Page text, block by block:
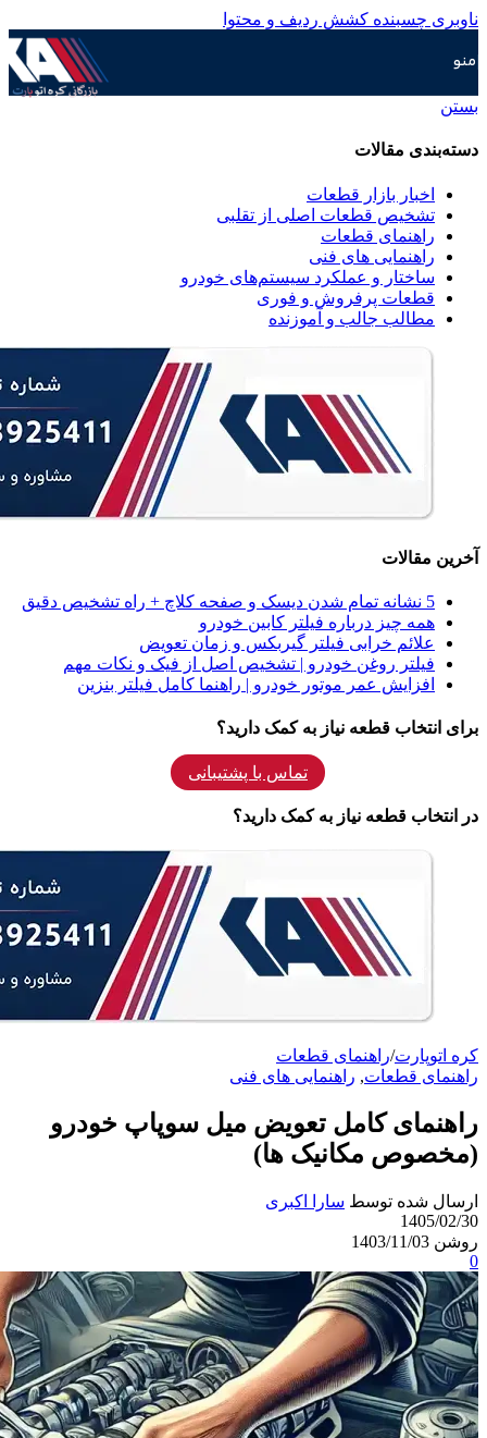
ناوبری چسبنده کشش ردیف و محتوا
منو
بستن
دسته‌بندی مقالات
اخبار بازار قطعات
تشخیص قطعات اصلی از تقلبی
راهنمای قطعات
راهنمایی های فنی
ساختار و عملکرد سیستم‌های خودرو
قطعات پرفروش و فوری
مطالب جالب و آموزنده
آخرین مقالات
5 نشانه‌ تمام شدن دیسک و صفحه کلاچ + راه تشخیص دقیق
همه‌ چیز درباره فیلتر کابین خودرو
علائم خرابی فیلتر گیربکس و زمان تعویض
فیلتر روغن خودرو | تشخیص اصل از فیک و نکات مهم
افزایش عمر موتور خودرو | راهنما کامل فیلتر بنزین
برای انتخاب قطعه نیاز به کمک دارید؟
تماس با پشتیبانی
در انتخاب قطعه نیاز به کمک دارید؟
کره اتوپارت/راهنمای قطعات
راهنمای قطعات, راهنمایی های فنی
راهنمای کامل تعویض میل سوپاپ خودرو
(مخصوص مکانیک ها)
ارسال شده توسط سارا اکبری
1405/02/30
روشن 1403/11/03
0